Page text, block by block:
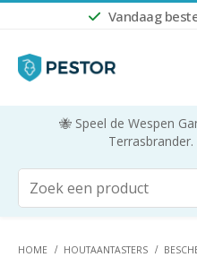
Vandaag
🐝 Speel de Wespen
Terrasbrander.
HOME HOUTAANTASTERS